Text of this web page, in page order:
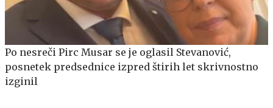
Po nesreči Pirc Musar se je oglasil Stevanović,
posnetek predsednice izpred štirih let skrivnostno
izginil